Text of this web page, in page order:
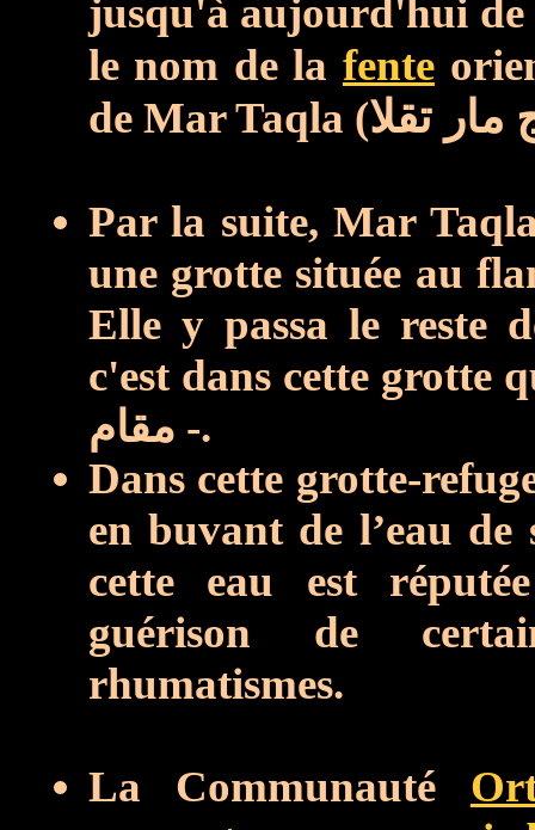
jusqu'à aujourd'hui de
le nom de la fente
de Mar Taqla (مار تقلا
Par la suite, Mar
une grotte située au
Elle y passa le reste
c'est dans cette grotte
مقام -.
Dans cette grotte-
en buvant de l’eau de
cette eau est
guérison de
rhumatismes.
La Communauté